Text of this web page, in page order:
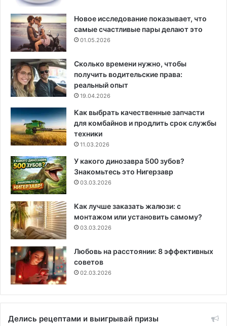
Новое исследование показывает, что
самые счастливые пары делают это
01.05.2026
Сколько времени нужно, чтобы
получить водительские права:
реальный опыт
19.04.2026
Как выбрать качественные запчасти
для комбайнов и продлить срок службы
техники
11.03.2026
У какого динозавра 500 зубов?
Знакомьтесь это Нигерзавр
03.03.2026
Как лучше заказать жалюзи: с
монтажом или установить самому?
03.03.2026
Любовь на расстоянии: 8 эффективных
советов
02.03.2026
Делись рецептами и выигрывай призы